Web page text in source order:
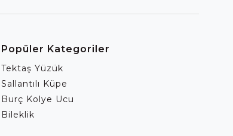
Popüler Kategoriler
Tektaş Yüzük
Sallantılı Küpe
Burç Kolye Ucu
Bileklik